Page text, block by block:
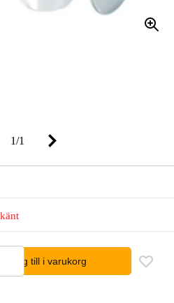
1/1
lägg till i varukorg